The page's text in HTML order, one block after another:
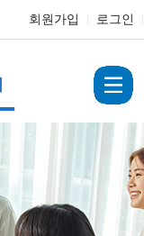
회원가입 로그인